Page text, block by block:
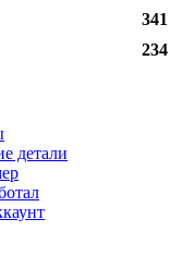
341
234
детали